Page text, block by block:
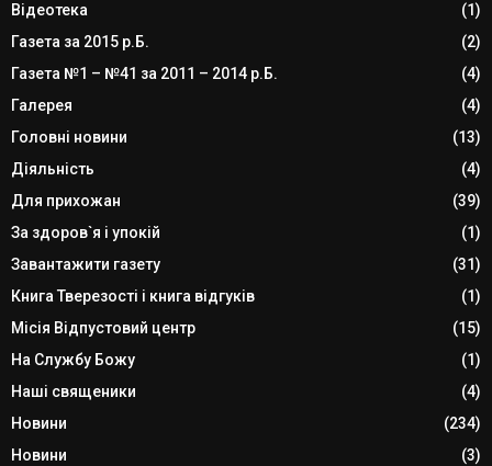
Відеотека
(1)
Газета за 2015 р.Б.
(2)
Газета №1 – №41 за 2011 – 2014 р.Б.
(4)
Галерея
(4)
Головні новини
(13)
Діяльність
(4)
Для прихожан
(39)
За здоров`я і упокій
(1)
Завантажити газету
(31)
Книга Тверезості і книга відгуків
(1)
Місія Відпустовий центр
(15)
На Службу Божу
(1)
Наші священики
(4)
Новини
(234)
Новини
(3)